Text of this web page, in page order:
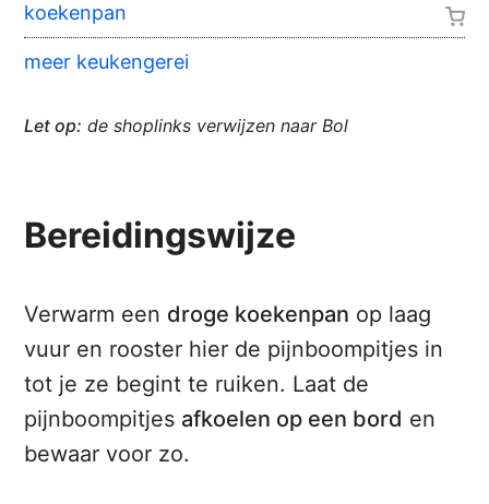
koekenpan
meer keukengerei
Let op: de shoplinks verwijzen naar Bol
Bereidingswijze
Verwarm een droge koekenpan op laag
vuur en rooster hier de pijnboompitjes in
tot je ze begint te ruiken. Laat de
pijnboompitjes afkoelen op een bord en
bewaar voor zo.